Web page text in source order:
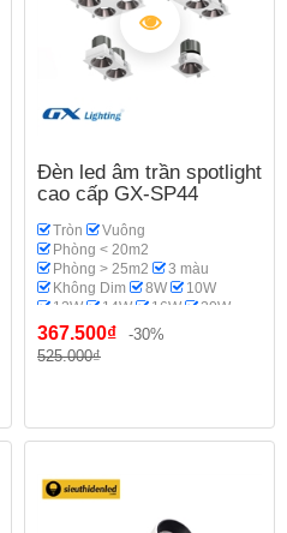
Đèn led âm trần spotlight
cao cấp GX-SP44
Tròn
Vuông
Phòng < 20m2
Phòng > 25m2
3 màu
Không Dim
8W
10W
12W
14W 16W
20W
18W
Spotlight
Phòng khách
367.500₫
-30%
525.000₫